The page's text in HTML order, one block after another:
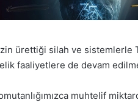
ürettiği silah ve sistemlerle
faaliyetlere de devam
muhtelif